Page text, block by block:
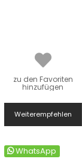
zu den Favoriten
hinzufügen
Weiterempfehlen
WhatsApp